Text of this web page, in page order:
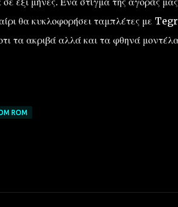
θα κυκλοφορήσει ταμπλέτες με
τα ακριβά αλλά και τα φθηνά
ROM